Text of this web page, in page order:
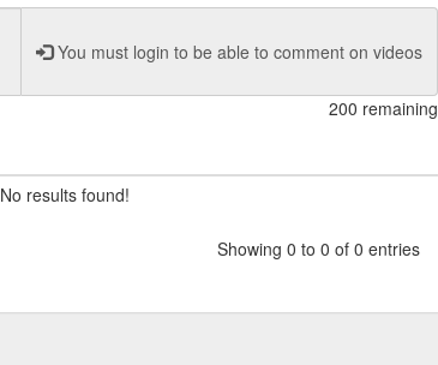
You must login to be able to comment on videos
200 remaining
No results found!
Showing 0 to 0 of 0 entries